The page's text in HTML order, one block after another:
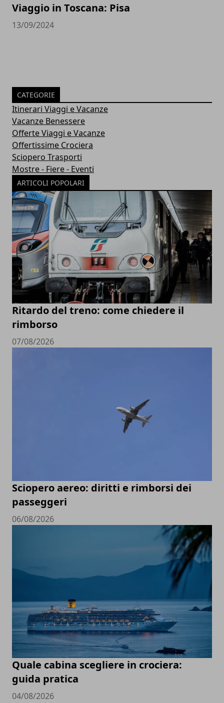
Viaggio in Toscana: Pisa
13/09/2024
CATEGORIE
Itinerari Viaggi e Vacanze
Vacanze Benessere
Offerte Viaggi e Vacanze
Offertissime Crociera
Sciopero Trasporti
Mostre - Fiere - Eventi
ARTICOLI POPOLARI
Ritardo del treno: come chiedere il
rimborso
07/08/2026
Sciopero aereo: diritti e rimborsi dei
passeggeri
06/08/2026
Quale cabina scegliere in crociera:
guida pratica
04/08/2026